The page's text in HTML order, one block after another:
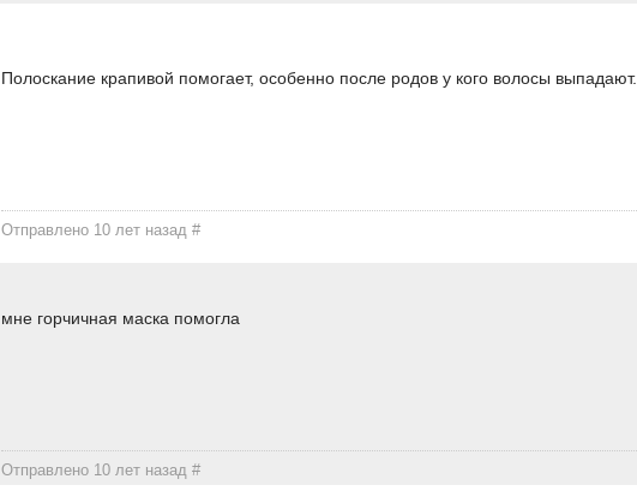
Полоскание крапивой помогает, особенно после родов у кого волосы выпадают.
Отправлено 10 лет назад#
мне горчичная маска помогла
Отправлено 10 лет назад#